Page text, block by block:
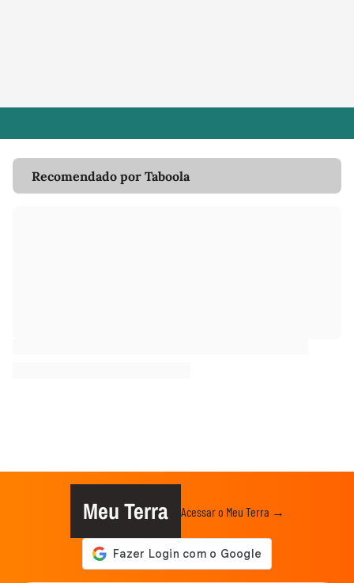
Recomendado por Taboola
Meu Terra Acessar o Meu Terra →